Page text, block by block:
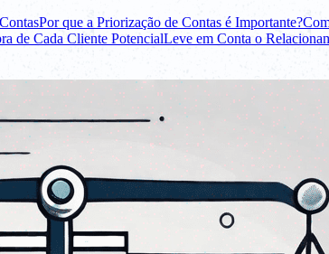
Por que a Priorização de Contas é Importante?
de Cada Cliente PotencialLeve em Conta o